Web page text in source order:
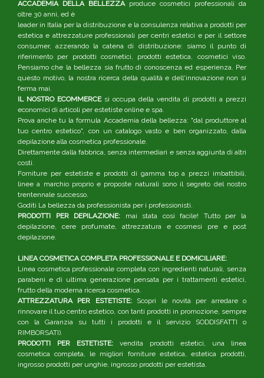
ACCADEMIA DELLA BELLEZZAproduce cosmetici professionali da
oltre 30 anni, ed è
leader in Italia per la distribuzione e la consulenza relativa a prodotti per
estetica e attrezzature professionali per centri estetici e per il settore
consumer, azzerando la catena di distribuzione: siamo il punto di
riferimento per prodotti cosmetici, prodotti estetica, cosmetici viso.
Pensiamo che la bellezza sia frutto di conoscenza ed esperienza. Per
questo motivo, la nostra ricerca della qualità e dell'innovazione non si
ferma mai.
IL NOSTRO ECOMMERCEsi occupa della vendita di prodotti a prezzi
economici di articoli per estetiste online e spa.
Prova anche tu la formula Accademia della bellezza: "dal produttore al
tuo centro estetico", con un catalogo vasto e ben organizzato, dalla
depilazione alla cosmetica professionale.
Direttamente dalla fabbrica, senza intermediari e senza aggiunta di altri
costi.
Forniture per estetiste e prodotti di gamma top a prezzi imbattibili,
linee a marchio proprio e proposte naturali sono il segreto del nostro
trentennale successo.
Goditi La bellezza da professionista per i professionisti.
PRODOTTI PER DEPILAZIONE: mai stata così facile! Tutto per la
depilazione, cere profumate, attrezzatura e cosmesi pre e post
depilazione.
LINEA COSMETICA COMPLETA PROFESSIONALE E DOMICILIARE:
Linea cosmetica professionale completa con ingredienti naturali, senza
parabeni e di ultima generazione pensata per i trattamenti estetici,
frutto della moderna ricerca cosmetica.
ATTREZZATURA PER ESTETISTE:Scopri le novità per arredare o
rinnovare il tuo centro estetico, con tanti prodotti in promozione, sempre
con la Garanzia su tutti i prodotti e il servizio SODDISFATTI o
RIMBORSATI).
PRODOTTI PER ESTETISTE: vendita prodotti estetici, una linea
cosmetica completa, le migliori forniture estetica, estetica prodotti,
ingrosso prodotti per unghie, ingrosso prodotti per estetista.